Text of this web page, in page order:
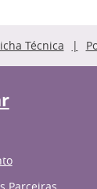
Técnica